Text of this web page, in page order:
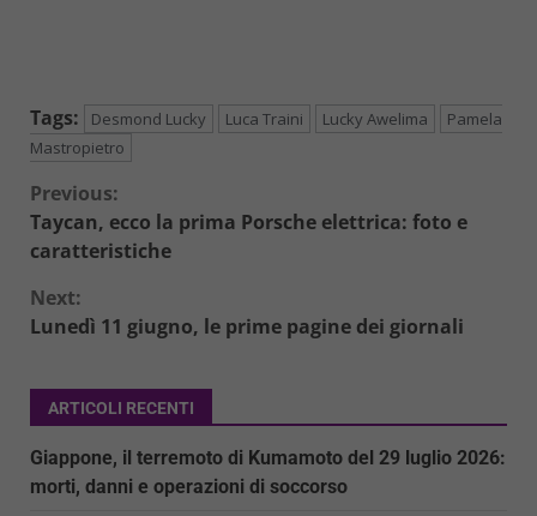
Tags: Desmond Lucky Luca Traini Lucky Awelima
Pamela
Mastropietro
Continue
Reading
Previous:
Taycan, ecco la prima Porsche elettrica: foto e
caratteristiche
Next:
Lunedì 11 giugno, le prime pagine dei giornali
ARTICOLI RECENTI
Giappone, il terremoto di Kumamoto del 29 luglio 2026:
morti, danni e operazioni di soccorso